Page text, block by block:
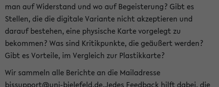
man auf Widerstand und wo auf Begeisterung? Gibt es
Stellen, die die digitale Variante nicht akzeptieren und
darauf bestehen, eine physische Karte vorgelegt zu
bekommen? Was sind Kritikpunkte, die geäußert werden?
Gibt es Vorteile, im Vergleich zur Plastikkarte?
Wir sammeln alle Berichte an die Mailadresse
bissupport@uni-bielefeld.de.Jedes Feedback hilft dabei, die